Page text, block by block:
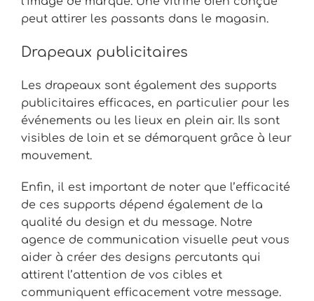
peut attirer les passants dans le magasin.
Drapeaux publicitaires
Les drapeaux sont également des supports
publicitaires efficaces, en particulier pour les
événements ou les lieux en plein air. Ils sont
visibles de loin et se démarquent grâce à leur
mouvement.
Enfin, il est important de noter que l’efficacité
de ces supports dépend également de la
qualité du design et du message. Notre
agence de communication visuelle peut vous
aider à créer des designs percutants qui
attirent l’attention de vos cibles et
communiquent efficacement votre message.